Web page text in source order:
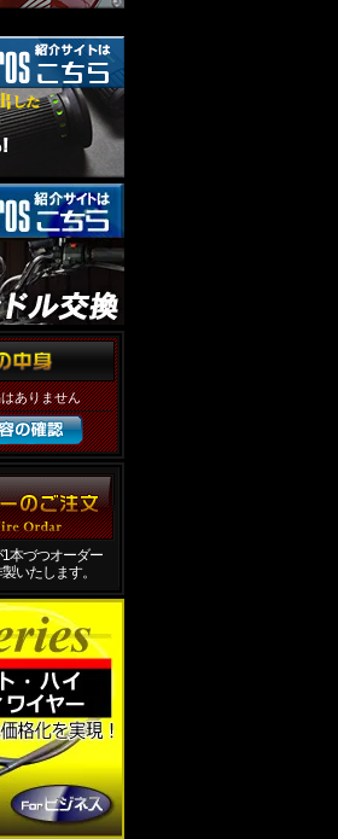
ありません
本づつオーダー
いたします。